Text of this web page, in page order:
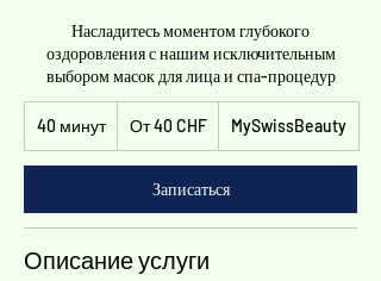
Насладитесь моментом глубокого
оздоровления с нашим исключительным
выбором масок для лица и спа-процедур
40 минут4
0
т
40
швейцарских
франков
От 40 CHF MySwissBeauty
Записаться
Описание услуги